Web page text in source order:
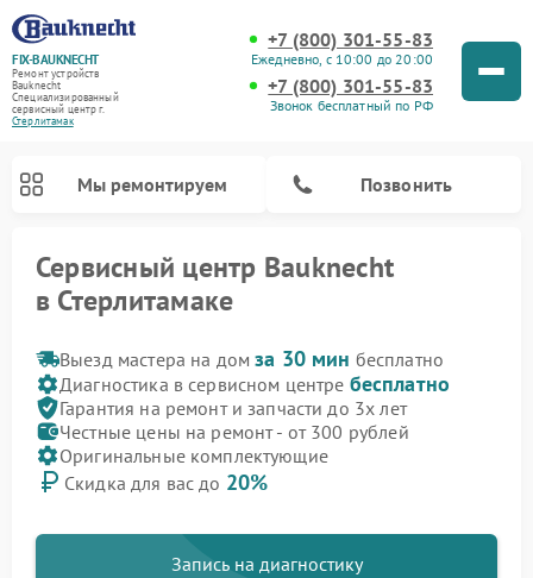
FIX-BAUKNECHT
Ремонт устройств
Bauknecht
Специализированный
cервисный центр г.
Стерлитамак
+7 (800) 301-55-83
Ежедневно, с 10:00 до 20:00
+7 (800) 301-55-83
Звонок бесплатный по РФ
Мы ремонтируем Позвонить
Сервисный центр Bauknecht
в Стерлитамаке
Выезд мастера на домза 30 мин бесплатно
Диагностика в сервисном центре бесплатно
Гарантия на ремонт и запчасти до 3х лет
Честные цены на ремонт - от 300 рублей
Оригинальные комплектующие
Скидка для вас до 20%
Запись на диагностику